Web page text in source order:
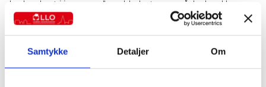
Samtykke Detaljer Om
Jeg har læst i jeres medlemsblad, at man måske kan klage
over sin husleje. Jeg har i lang tid syntes, at min husleje var alt
for høj i forhold til, at jeg bor ude på landet, men også at det
er et rigtigt gammelt hus, som ikke er blevet vedligeholdt af
udlejer i den periode, jeg har boet her.